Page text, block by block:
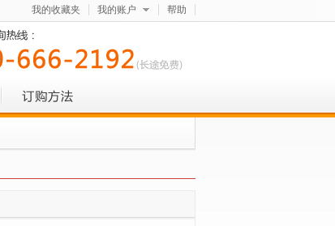
帮助
我的账户
我的收藏夹